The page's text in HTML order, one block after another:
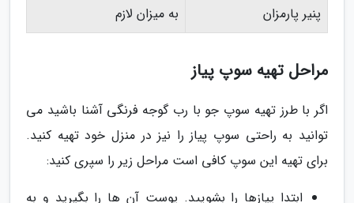
پنیر پارمزان
به میزان لازم
مراحل تهیه سوپ پیاز
اگر با طرز تهیه سوپ جو با رب گوجه فرنگی آشنا باشید می
توانید به راحتی سوپ پیاز را نیز در منزل خود تهیه کنید.
برای تهیه این سوپ کافی است مراحل زیر را سپری کنید:
ابتدا پیازها را بشویید. پوست آن ها را بگیرید و به